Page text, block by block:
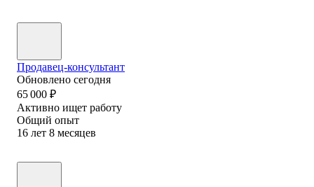
Продавец-консультант
Обновлено сегодня
65 000 ₽
Активно ищет работу
Общий опыт
16 лет 8 месяцев